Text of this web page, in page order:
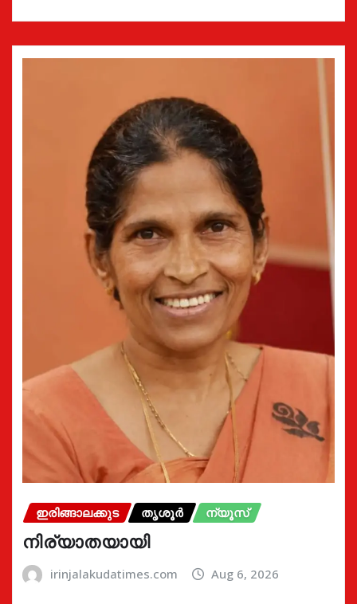
ഇരിങ്ങാലക്കുട തൃശൂർ ന്യൂസ്
നിര്യാതയായി
irinjalakudatimes.com Aug 6, 2026